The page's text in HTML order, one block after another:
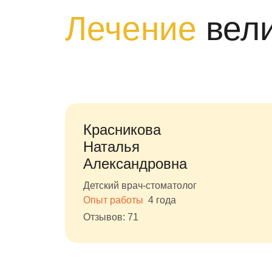
Лечение
Красникова
Наталья
Александровна
Детский врач-стоматолог
Опыт работы 4 года
Отзывов: 71